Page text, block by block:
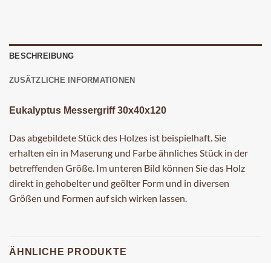
BESCHREIBUNG
ZUSÄTZLICHE INFORMATIONEN
Eukalyptus Messergriff 30x40x120
Das abgebildete Stück des Holzes ist beispielhaft. Sie
erhalten ein in Maserung und Farbe ähnliches Stück in der
betreffenden Größe. Im unteren Bild können Sie das Holz
direkt in gehobelter und geölter Form und in diversen
Größen und Formen auf sich wirken lassen.
ÄHNLICHE PRODUKTE